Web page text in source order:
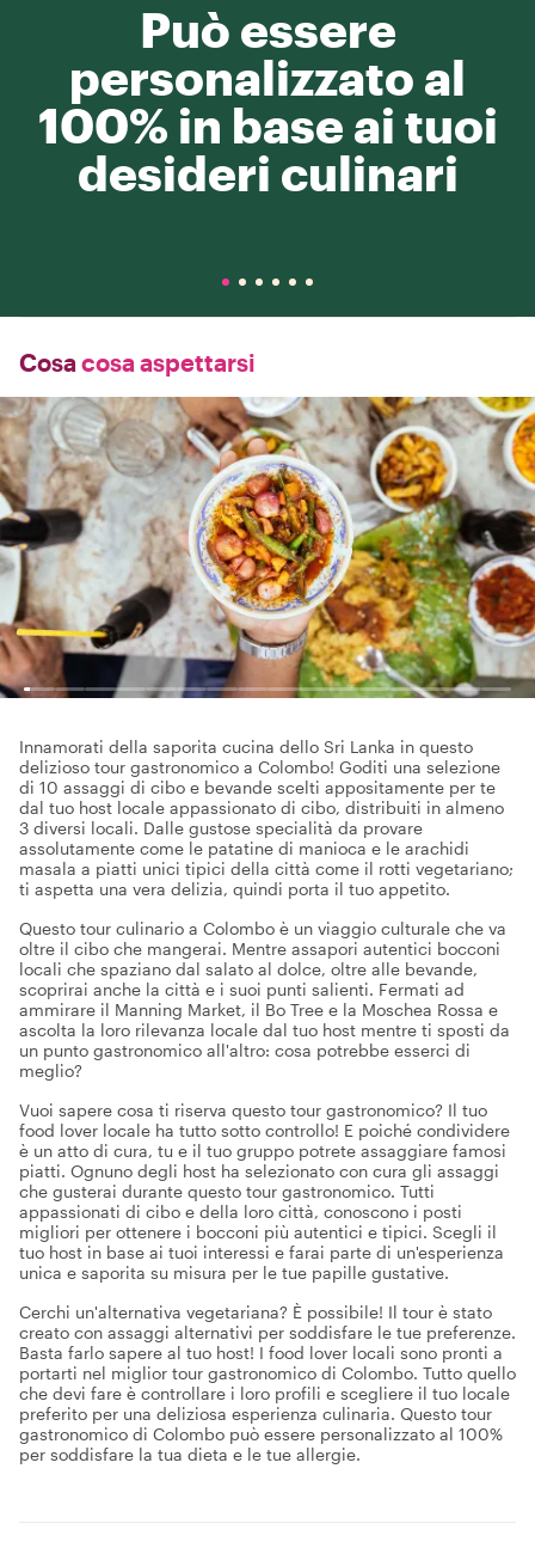
Può essere
personalizzato al
100% in base ai tuoi
desideri culinari
Cosa cosa aspettarsi
Innamorati della saporita cucina dello Sri Lanka in questo
delizioso tour gastronomico a Colombo! Goditi una selezione
di 10 assaggi di cibo e bevande scelti appositamente per te
dal tuo host locale appassionato di cibo, distribuiti in almeno
3 diversi locali. Dalle gustose specialità da provare
assolutamente come le patatine di manioca e le arachidi
masala a piatti unici tipici della città come il rotti vegetariano;
ti aspetta una vera delizia, quindi porta il tuo appetito.
Questo tour culinario a Colombo è un viaggio culturale che va
oltre il cibo che mangerai. Mentre assapori autentici bocconi
locali che spaziano dal salato al dolce, oltre alle bevande,
scoprirai anche la città e i suoi punti salienti. Fermati ad
ammirare il Manning Market, il Bo Tree e la Moschea Rossa e
ascolta la loro rilevanza locale dal tuo host mentre ti sposti da
un punto gastronomico all'altro: cosa potrebbe esserci di
meglio?
Vuoi sapere cosa ti riserva questo tour gastronomico? Il tuo
food lover locale ha tutto sotto controllo! E poiché condividere
è un atto di cura, tu e il tuo gruppo potrete assaggiare famosi
piatti. Ognuno degli host ha selezionato con cura gli assaggi
che gusterai durante questo tour gastronomico. Tutti
appassionati di cibo e della loro città, conoscono i posti
migliori per ottenere i bocconi più autentici e tipici. Scegli il
tuo host in base ai tuoi interessi e farai parte di un'esperienza
unica e saporita su misura per le tue papille gustative.
Cerchi un'alternativa vegetariana? È possibile! Il tour è stato
creato con assaggi alternativi per soddisfare le tue preferenze.
Basta farlo sapere al tuo host! I food lover locali sono pronti a
portarti nel miglior tour gastronomico di Colombo. Tutto quello
che devi fare è controllare i loro profili e scegliere il tuo locale
preferito per una deliziosa esperienza culinaria. Questo tour
gastronomico di Colombo può essere personalizzato al 100%
per soddisfare la tua dieta e le tue allergie.